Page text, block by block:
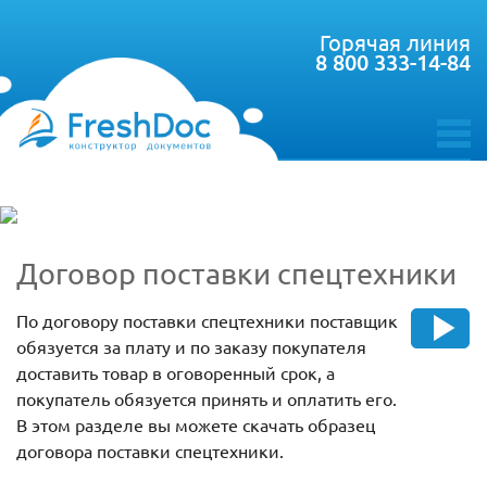
toggle
Горячая линия
8 800 333-14-84
Договор поставки спецтехники
По договору поставки спецтехники поставщик
обязуется за плату и по заказу покупателя
доставить товар в оговоренный срок, а
покупатель обязуется принять и оплатить его.
В этом разделе вы можете скачать образец
договора поставки спецтехники.